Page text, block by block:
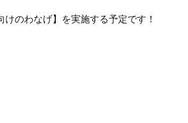
のわなげ】を実施する予定です！